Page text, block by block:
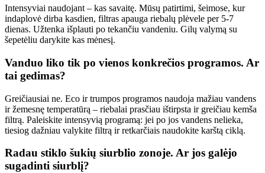
Intensyviai naudojant – kas savaitę. Mūsų patirtimi, šeimose, kur
indaplovė dirba kasdien, filtras apauga riebalų plėvele per 5-7
dienas. Užtenka išplauti po tekančiu vandeniu. Gilų valymą su
šepetėliu darykite kas mėnesį.
Vanduo liko tik po vienos konkrečios programos. Ar
tai gedimas?
Greičiausiai ne. Eco ir trumpos programos naudoja mažiau vandens
ir žemesnę temperatūrą – riebalai prasčiau ištirpsta ir greičiau kemša
filtrą. Paleiskite intensyvią programą: jei po jos vandens nelieka,
tiesiog dažniau valykite filtrą ir retkarčiais naudokite karštą ciklą.
Radau stiklo šukių siurblio zonoje. Ar jos galėjo
sugadinti siurblį?